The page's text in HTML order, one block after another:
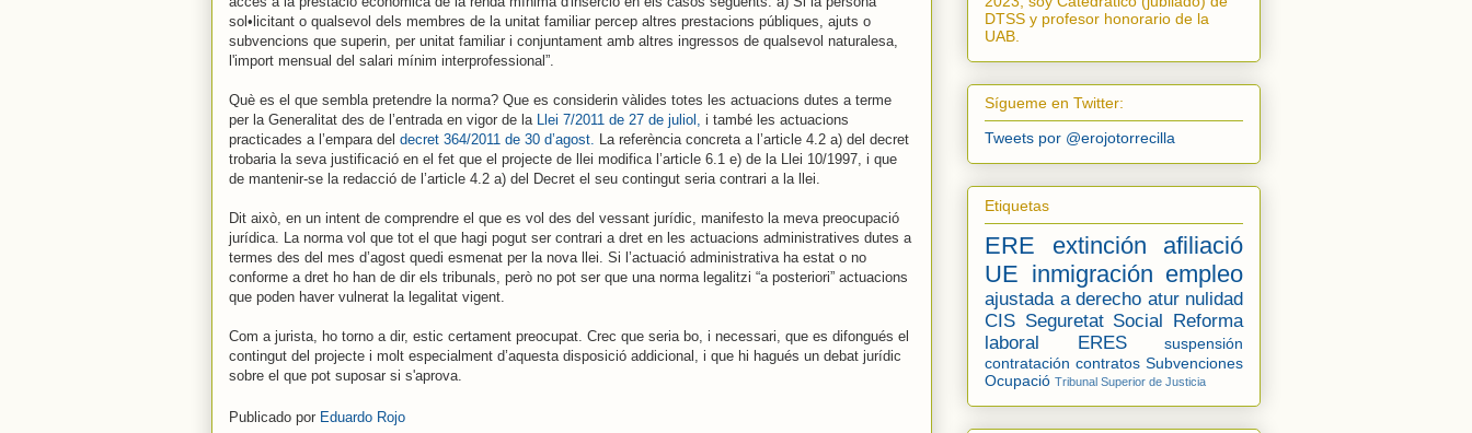
sol•licitant o qualsevol dels membres de la unitat familiar percep altres prestacions públiques, ajuts o
subvencions que superin, per unitat familiar i conjuntament amb altres ingressos de qualsevol naturalesa,
l'import mensual del salari mínim interprofessional”.
Què es el que sembla pretendre la norma? Que es considerin vàlides totes les actuacions dutes a terme
per la Generalitat des de l’entrada en vigor de la Llei 7/2011 de 27 de juliol, i també les actuacions
practicades a l’empara del decret 364/2011 de 30 d’agost. La referència concreta a l’article 4.2 a) del decret
trobaria la seva justificació en el fet que el projecte de llei modifica l’article 6.1 e) de la Llei 10/1997, i que
de mantenir-se la redacció de l’article 4.2 a) del Decret el seu contingut seria contrari a la llei.
Dit això, en un intent de comprendre el que es vol des del vessant jurídic, manifesto la meva preocupació
jurídica. La norma vol que tot el que hagi pogut ser contrari a dret en les actuacions administratives dutes a
termes des del mes d’agost quedi esmenat per la nova llei. Si l’actuació administrativa ha estat o no
conforme a dret ho han de dir els tribunals, però no pot ser que una norma legalitzi “a posteriori” actuacions
que poden haver vulnerat la legalitat vigent.
Com a jurista, ho torno a dir, estic certament preocupat. Crec que seria bo, i necessari, que es difongués el
contingut del projecte i molt especialment d’aquesta disposició addicional, i que hi hagués un debat jurídic
sobre el que pot suposar si s'aprova.
Publicado por Eduardo Rojo
DTSS y profesor honorario de la
UAB.
Sígueme en Twitter:
Tweets por @erojotorrecilla
Etiquetas
ERE extinción
afiliació
UE inmigración empleo
ajustada a derecho atur nulidad
CIS Seguretat Social Reforma
laboral
ERES
suspensión
contratación contratos Subvenciones
Ocupació Tribunal Superior de Justicia